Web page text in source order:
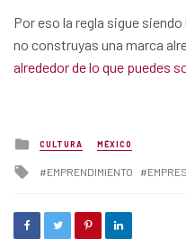
Por eso la regla sigue
no construyas una marca
alrededor de lo que puedes
Posted
in
CULTURA MÉXICO
Tagged
EMPRENDIMIENTO